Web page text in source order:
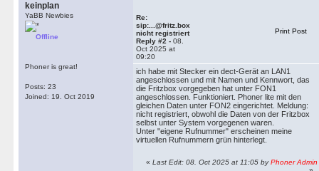
keinplan
YaBB Newbies
Offline
Phoner is great!
Posts: 23
Joined: 19. Oct 2019
Re:
sip:...@fritz.box
nicht registriert
Reply #2 - 08.
Oct 2025 at
09:20
Print Post
ich habe mit Stecker ein dect-Gerät an LAN1
angeschlossen und mit Namen und Kennwort, das
die Fritzbox vorgegeben hat unter FON1
angeschlossen. Funktioniert. Phoner lite mit den
gleichen Daten unter FON2 eingerichtet. Meldung:
nicht registriert, obwohl die Daten von der Fritzbox
selbst unter System vorgegenen waren.
Unter "eigene Rufnummer" erscheinen meine
virtuellen Rufnummern grün hinterlegt.
«Last Edit: 08. Oct 2025 at 11:05 byPhoner Admin